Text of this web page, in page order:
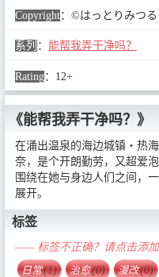
Copyright： ©はっとりみつる
系列 ： 能帮我弄干净吗？
Rating： 12+
《能帮我弄干净吗？》
在涌出温泉的海边城镇・热
奈，是个开朗勤劳，又超爱泡
围绕在她与身边人们之间，
展开。
标签
—— 标签不正确？请点击添
日常(1) 治愈(0) 漫改(0)